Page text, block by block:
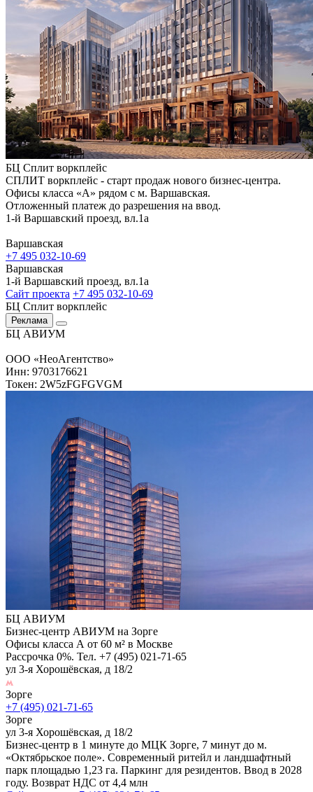
БЦ Сплит воркплейс
СПЛИТ воркплейс - старт продаж нового бизнес-центра.
Офисы класса «А» рядом с м. Варшавская.
Отложенный платеж до разрешения на ввод.
1-й Варшавский проезд, вл.1а
Варшавская
+7 495 032-10-69
Варшавская
1-й Варшавский проезд, вл.1а
Сайт проекта +7 495 032-10-69
БЦ Сплит воркплейс
Реклама
БЦ АВИУМ
ООО «НеоАгентство»
Инн: 9703176621
Токен: 2W5zFGFGVGM
БЦ АВИУМ
Бизнес-центр АВИУМ на Зорге
Офисы класса А от 60 м² в Москве
Рассрочка 0%. Тел. +7 (495) 021-71-65
ул 3-я Хорошёвская, д 18/2
Зорге
+7 (495) 021-71-65
Зорге
ул 3-я Хорошёвская, д 18/2
Бизнес-центр в 1 минуте до МЦК Зорге, 7 минут до м.
«Октябрьское поле». Современный ритейл и ландшафтный
парк площадью 1,23 га. Паркинг для резидентов. Ввод в 2028
году. Возврат НДС от 4,4 млн